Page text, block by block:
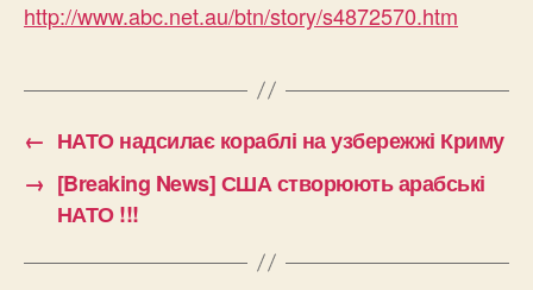
http://www.abc.net.au/btn/story/s4872570.htm
← НАТО надсилає кораблі на узбережжі Криму
→ [Breaking News] США створюють арабські
НАТО !!!